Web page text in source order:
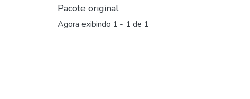
Pacote original
Agora exibindo 1 - 1 de 1